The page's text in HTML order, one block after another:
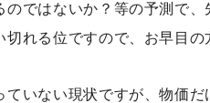
のではないか？等の予測で
れる位ですので、お早目の
いない現状ですが、物価だ